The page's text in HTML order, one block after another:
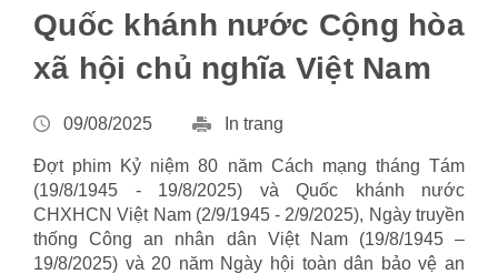
Quốc khánh nước Cộng hòa
xã hội chủ nghĩa Việt Nam
09/08/2025 In trang
Đợt phim Kỷ niệm 80 năm Cách mạng tháng Tám
(19/8/1945 - 19/8/2025) và Quốc khánh nước
CHXHCN Việt Nam (2/9/1945 - 2/9/2025), Ngày truyền
thống Công an nhân dân Việt Nam (19/8/1945 –
19/8/2025) và 20 năm Ngày hội toàn dân bảo vệ an